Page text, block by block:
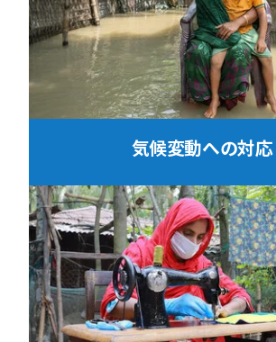
気候変動への対応